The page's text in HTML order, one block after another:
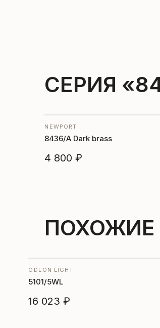
СЕРИЯ
NEWPORT
8436/A Dark brass
4 800 ₽
ПОХОЖИЕ
ODEON LIGHT
5101/5WL
16 023 ₽